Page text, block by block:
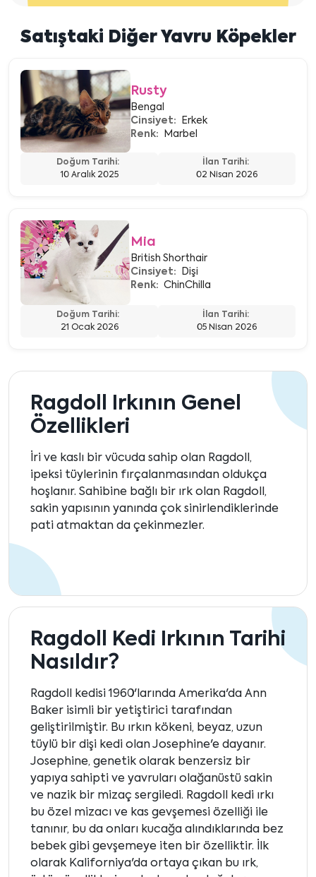
Satıştaki Diğer Yavru Köpekler
Rusty
Bengal
Cinsiyet:
Erkek
Renk:
Marbel
Doğum Tarihi:
10 Aralık 2025
İlan Tarihi:
02 Nisan 2026
Mia
British Shorthair
Cinsiyet:
Dişi
Renk: ChinChilla
Doğum Tarihi:
21 Ocak 2026
İlan Tarihi:
05 Nisan 2026
Ragdoll Irkının Genel
Özellikleri
İri ve kaslı bir vücuda sahip olan Ragdoll,
ipeksi tüylerinin fırçalanmasından oldukça
hoşlanır. Sahibine bağlı bir ırk olan Ragdoll,
sakin yapısının yanında çok sinirlendiklerinde
pati atmaktan da çekinmezler.
Ragdoll Kedi Irkının Tarihi
Nasıldır?
Ragdoll kedisi 1960'larında Amerika'da Ann
Baker isimli bir yetiştirici tarafından
geliştirilmiştir. Bu ırkın kökeni, beyaz, uzun
tüylü bir dişi kedi olan Josephine'e dayanır.
Josephine, genetik olarak benzersiz bir
yapıya sahipti ve yavruları olağanüstü sakin
ve nazik bir mizaç sergiledi. Ragdoll kedi ırkı
bu özel mizacı ve kas gevşemesi özelliği ile
tanınır, bu da onları kucağa alındıklarında bez
bebek gibi gevşemeye iten bir özelliktir. İlk
olarak Kaliforniya'da ortaya çıkan bu ırk,